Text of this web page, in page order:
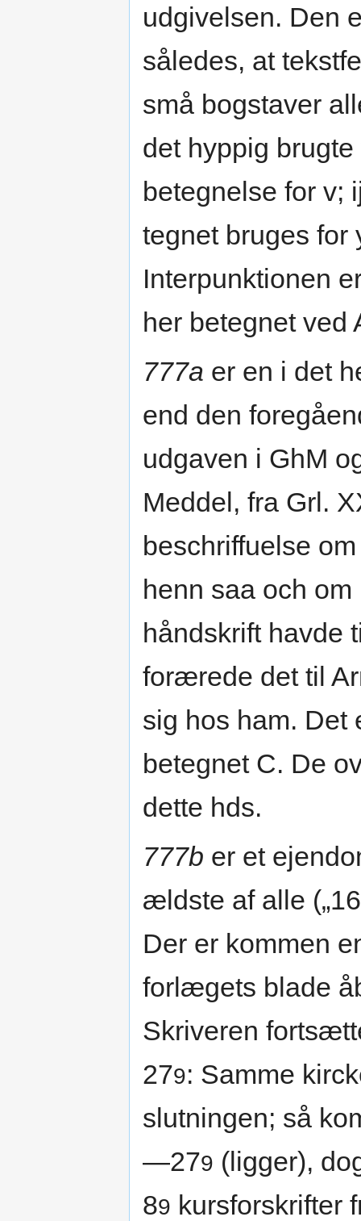
udgivelsen. Den
således, at
små bogstaver
det hyppig
betegnelse for v;
tegnet bruges for
Interpunktionen
her betegnet ved
777a er en i det
end den
udgaven i GhM
Meddel, fra Grl.
beschriffuelse
henn saa och
håndskrift havde
forærede det til
sig hos ham. Det
betegnet C. De
dette hds.
777b er et
ældste af alle
Der er kommen
forlægets blade
Skriveren
279: Samme
slutningen; så
—279 (ligger),
89 kursforskrifter